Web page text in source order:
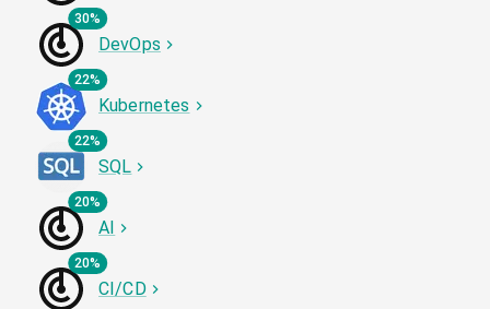
30%
DevOps
22%
Kubernetes
22%
SQL
20%
AI
20%
CI/CD